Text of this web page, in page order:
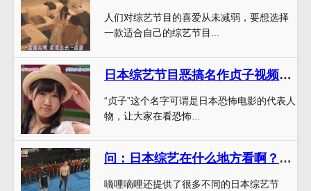
人们对综艺节目的喜爱从未减弱，要想选择
一款适合自己的综艺节目...
日本综艺节目恶搞名作贞子视频勇敢看完，能下床吗？
“贞子”这个名字可谓是日本恐怖电影的代表人
物，让大家在看恐怖...
问：日本综艺在什么地方看啊？百度这5个视频网站堪比Netflix
嘀哩嘀哩还提供了很多不同的日本综艺节